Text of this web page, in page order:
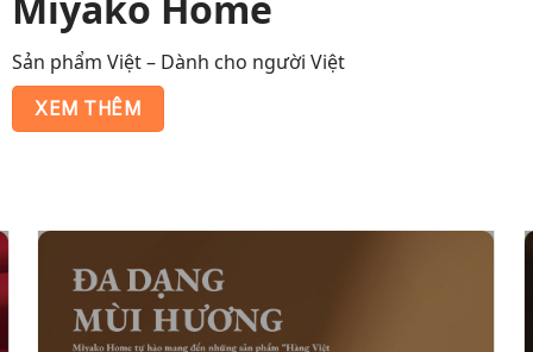
Sản phẩm Việt – Dành cho người Việt
XEM THÊM